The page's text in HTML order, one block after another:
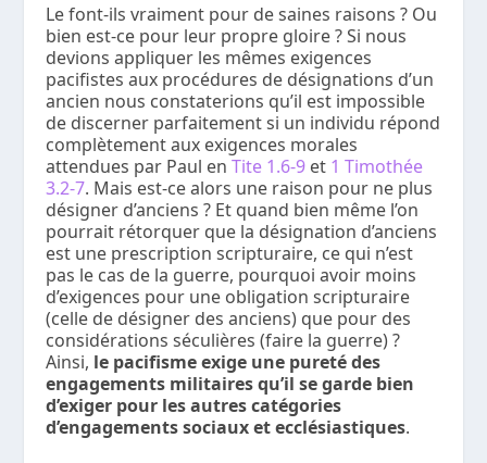
Le font-ils vraiment pour de saines raisons ? Ou
bien est-ce pour leur propre gloire ? Si nous
devions appliquer les mêmes exigences
pacifistes aux procédures de désignations d’un
ancien nous constaterions qu’il est impossible
de discerner parfaitement si un individu répond
complètement aux exigences morales
attendues par Paul enTite 1.6-9 et 1 Timothée
3.2-7. Mais est-ce alors une raison pour ne plus
désigner d’anciens ? Et quand bien même l’on
pourrait rétorquer que la désignation d’anciens
est une prescription scripturaire, ce qui n’est
pas le cas de la guerre, pourquoi avoir moins
d’exigences pour une obligation scripturaire
(celle de désigner des anciens) que pour des
considérations séculières (faire la guerre) ?
Ainsi, le pacifisme exige une pureté des
engagements militaires qu’il se garde bien
d’exiger pour les autres catégories
d’engagements sociaux et ecclésiastiques.